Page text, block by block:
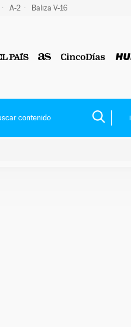
A-2 Baliza V-16